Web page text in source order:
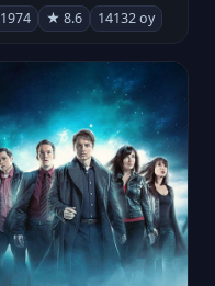
1974 ★ 8.6 14132 oy